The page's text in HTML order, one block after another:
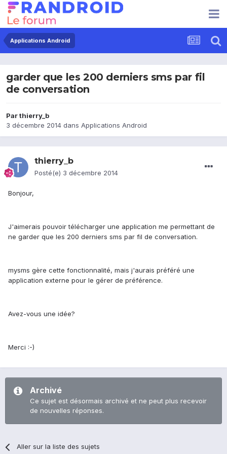
Applications Android
garder que les 200 derniers sms par fil
de conversation
Parthierry_b
3 décembre 2014 dans Applications Android
thierry_b
Posté(e) 3 décembre 2014
Bonjour,
J'aimerais pouvoir télécharger une application me permettant de
ne garder que les 200 derniers sms par fil de conversation.
mysms gère cette fonctionnalité, mais j'aurais préféré une
application externe pour le gérer de préférence.
Avez-vous une idée?
Merci :-)
Archivé
Ce sujet est désormais archivé et ne peut plus recevoir
de nouvelles réponses.
Aller sur la liste des sujets